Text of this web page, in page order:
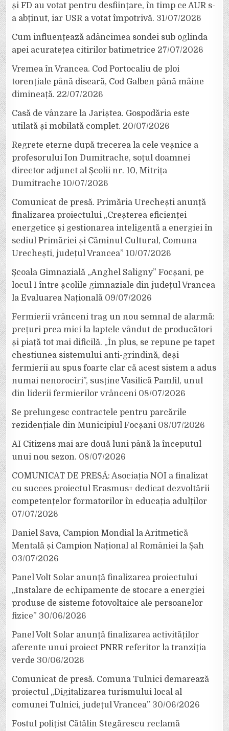
și FD au votat pentru desființare, în timp ce AUR s-
a abținut, iar USR a votat împotrivă. 31/07/2026
Cum influențează adâncimea sondei sub oglinda
apei acuratețea citirilor batimetrice 27/07/2026
Vremea în Vrancea. Cod Portocaliu de ploi
torențiale până diseară, Cod Galben până mâine
dimineață. 22/07/2026
Casă de vânzare la Jariștea. Gospodăria este
utilată și mobilată complet. 20/07/2026
Regrete eterne după trecerea la cele veșnice a
profesorului Ion Dumitrache, soțul doamnei
director adjunct al Școlii nr. 10, Mitrița
Dumitrache 10/07/2026
Comunicat de presă. Primăria Urechești anunță
finalizarea proiectului „Creșterea eficienței
energetice și gestionarea inteligentă a energiei în
sediul Primăriei și Căminul Cultural, Comuna
Urechești, județul Vrancea” 10/07/2026
Școala Gimnazială „Anghel Saligny” Focșani, pe
locul I între școlile gimnaziale din județul Vrancea
la Evaluarea Națională 09/07/2026
Fermierii vrânceni trag un nou semnal de alarmă:
prețuri prea mici la laptele vândut de producători
și piață tot mai dificilă. „În plus, se repune pe tapet
chestiunea sistemului anti-grindină, deși
fermierii au spus foarte clar că acest sistem a adus
numai nenorociri”, susține Vasilică Pamfil, unul
din liderii fermierilor vrânceni 08/07/2026
Se prelungesc contractele pentru parcările
rezidențiale din Municipiul Focșani 08/07/2026
AI Citizens mai are două luni până la începutul
unui nou sezon. 08/07/2026
COMUNICAT DE PRESĂ: Asociația NOI a finalizat
cu succes proiectul Erasmus+ dedicat dezvoltării
competențelor formatorilor în educația adulților
07/07/2026
Daniel Sava, Campion Mondial la Aritmetică
Mentală și Campion Național al României la Șah
03/07/2026
Panel Volt Solar anunță finalizarea proiectului
„Instalare de echipamente de stocare a energiei
produse de sisteme fotovoltaice ale persoanelor
fizice” 30/06/2026
Panel Volt Solar anunță finalizarea activităților
aferente unui proiect PNRR referitor la tranziția
verde 30/06/2026
Comunicat de presă. Comuna Tulnici demarează
proiectul „Digitalizarea turismului local al
comunei Tulnici, județul Vrancea” 30/06/2026
Fostul polițist Cătălin Stegărescu reclamă